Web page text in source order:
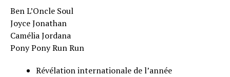
Ben L’Oncle Soul
Joyce Jonathan
Camélia Jordana
Pony Pony Run Run
Révélation internationale de l’année